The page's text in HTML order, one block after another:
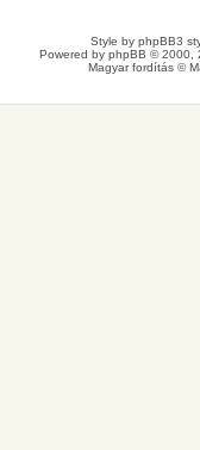
Style by phpBB3
Powered by phpBB © 2000,
Magyar fordítás ©